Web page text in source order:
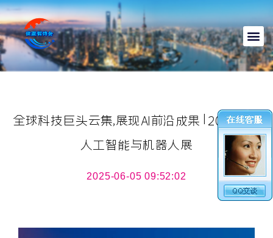
全球科技巨头云集,展现AI前沿成果|2025深圳
人工智能与机器人展
2025-06-05 09:52:02